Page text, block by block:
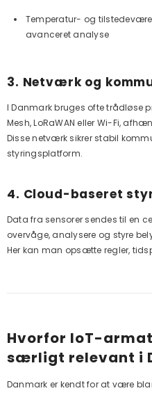
Temperatur- og
avanceret analyse
3. Netværk og
I Danmark bruges ofte trådløse
Mesh, LoRaWAN eller Wi-Fi,
Disse netværk sikrer stabil
styringsplatform.
4. Cloud-baseret
Data fra sensorer sendes til en
overvåge, analysere og styre
Her kan man opsætte regler,
Hvorfor IoT-
særligt relevant i
Danmark er kendt for at være